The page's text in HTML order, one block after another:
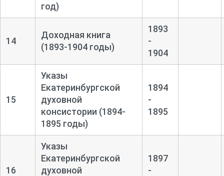
год)
14
Доходная книга
(1893-1904 годы)
1893
-
1904
15
Указы
Екатеринбургской
духовной
консистории (1894-
1895 годы)
1894
-
1895
16
Указы
Екатеринбургской
духовной
1897
-